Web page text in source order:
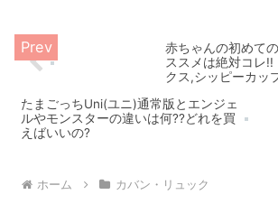
赤ちゃんの初めて
ススメは絶対コレ
クス,シッピーカッ
たまごっちUni(ユニ)通常版とエンジェ
ルやモンスターの違いは何??どれを買
えばいいの?
ホーム カバン・リュック